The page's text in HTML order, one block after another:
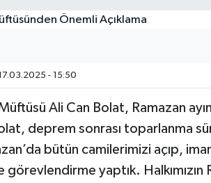
- 15:50
Ali Can Bolat, Ramazan
deprem sonrası toparlanma
bütün camilerimizi açıp,
görevlendirme yaptık. Halkımızın